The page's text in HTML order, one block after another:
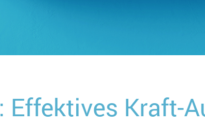
Effektives Kraft-